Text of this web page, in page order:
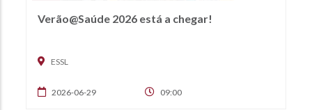
Verão@Saúde 2026 está a chegar!
ESSL
2026-06-29 09:00